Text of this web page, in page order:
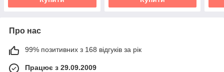
Про нас
99% позитивних з 168 відгуків за рік
Працює з 29.09.2009